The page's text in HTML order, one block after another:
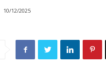
10/12/2025